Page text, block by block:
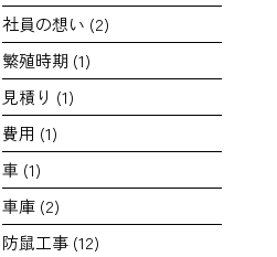
社員の想い (2)
繁殖時期 (1)
見積り (1)
費用 (1)
車 (1)
車庫 (2)
防鼠工事 (12)